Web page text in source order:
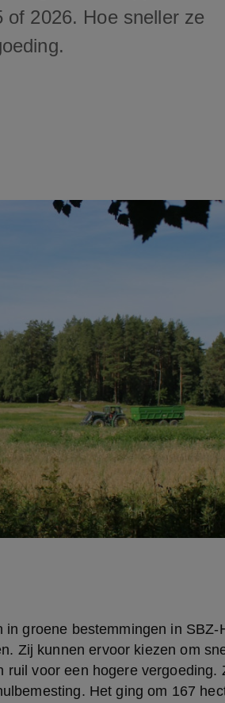
of 2026. Hoe sneller ze
groene bestemmingen in SBZ-
Zij kunnen ervoor kiezen om
voor een hogere vergoeding.
Het ging om 167